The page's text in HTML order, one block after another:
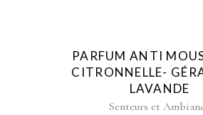
PARFUM ANTI
CITRONNELLE-
LAVANDE
Senteurs et